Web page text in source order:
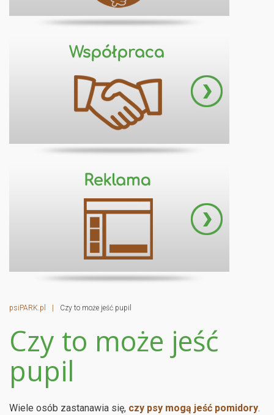
psiPARK.pl | Czy to może jeść pupil
Czy to może jeść
pupil
Wiele osób zastanawia się, czy psy mogą jeść pomidory.